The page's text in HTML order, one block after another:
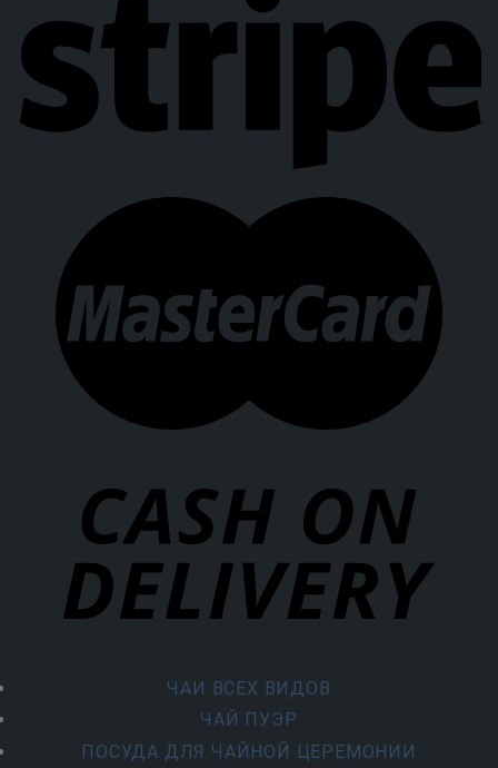
ЧАИ ВСЕХ ВИДОВ
ЧАЙ ПУЭР
ПОСУДА ДЛЯ ЧАЙНОЙ ЦЕРЕМОНИИ